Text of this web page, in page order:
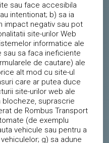
sau face accesibila
intentionat; b) sa ia
impact negativ sau pot
site-urilor Web
informatice ale
sau sa faca ineficiente
de cautare) ale
alt mod cu site-ul
care ar putea duce
site-urilor web ale
blocheze, suprascrie
de Rombus Transport
(de exemplu
vehicule sau pentru a
g) sa adune